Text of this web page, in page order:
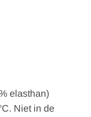
elasthan)
Niet in de